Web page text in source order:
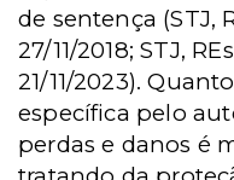
de sentença (STJ,
27/11/2018; STJ,
21/11/2023).
específica pelo
perdas e danos é